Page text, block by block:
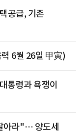
공급, 기존
6월 26일 甲寅)
통령과 욕쟁이
아라"… 양도세